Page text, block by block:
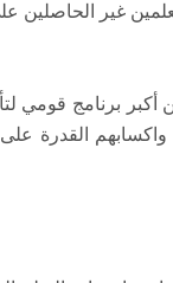
غير الحاصلين
تم تدشين أكبر
واكسابهم القدرة